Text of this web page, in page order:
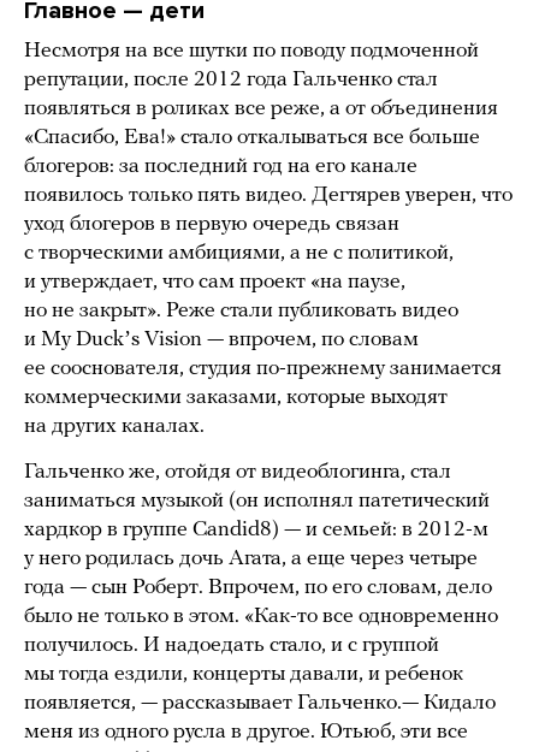
Главное — дети
Несмотря на все шутки по поводу подмоченной
репутации, после 2012 года Гальченко стал
появляться в роликах все реже, а от объединения
«Спасибо, Ева!» стало откалываться все больше
блогеров: за последний год на его канале
появилось только пять видео. Дегтярев уверен, что
уход блогеров в первую очередь связан
с творческими амбициями, а не с политикой,
и утверждает, что сам проект «на паузе,
но не закрыт». Реже стали публиковать видео
и My Duckʼs Vision — впрочем, по словам
ее сооснователя, студия по-прежнему занимается
коммерческими заказами, которые выходят
на других каналах.
Гальченко же, отойдя от видеоблогинга, стал
заниматься музыкой (он исполнял патетический
хардкор в группе Candid8) — и семьей: в 2012-м
у него родилась дочь Агата, а еще через четыре
года — сын Роберт. Впрочем, по его словам, дело
было не только в этом. «Как-то все одновременно
получилось. И надоедать стало, и с группой
мы тогда ездили, концерты давали, и ребенок
появляется, — рассказывает Гальченко.— Кидало
меня из одного русла в другое. Ютьюб, эти все